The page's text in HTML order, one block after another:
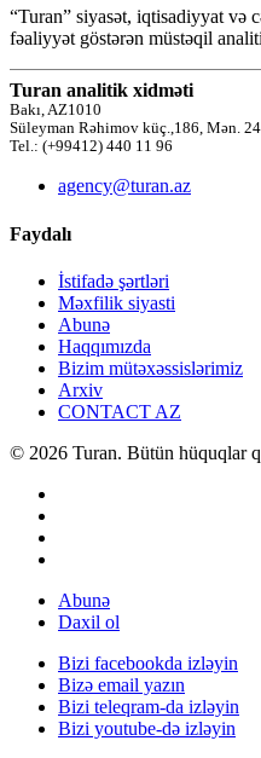
“Turan” siyasət, iqtisadiyyat və
fəaliyyət göstərən müstəqil
Turan analitik xidməti
Bakı, AZ1010
Süleyman Rəhimov küç.,186, Mən. 24
Tel.: (+99412) 440 11 96
agency@turan.az
Faydalı
İstifadə şərtləri
Məxfilik siyasti
Abunə
Haqqımızda
Bizim mütəxəssislərimiz
Arxiv
CONTACT AZ
© 2026 Turan. Bütün hüquqlar
Abunə
Daxil ol
Bizi facebookda izləyin
Bizə email yazın
Bizi teleqram-da izləyin
Bizi youtube-də izləyin